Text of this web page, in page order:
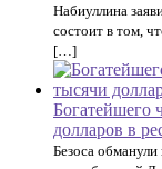
Набиуллина
состоит в том,
[…]
Богатейшего
долларов в
Безоса